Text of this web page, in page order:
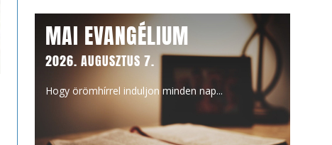
MAI EVANGÉLIUM
2026. AUGUSZTUS 7.
Hogy örömhírrel induljon minden nap...